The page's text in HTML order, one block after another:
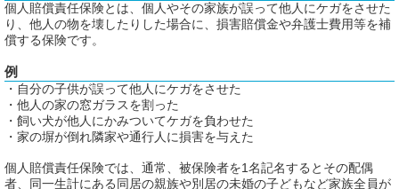
個人賠償責任保険とは、個人やその家族が誤って他人にケガをさせた
り、他人の物を壊したりした場合に、損害賠償金や弁護士費用等を補
償する保険です。
例
・自分の子供が誤って他人にケガをさせた
・他人の家の窓ガラスを割った
・飼い犬が他人にかみついてケガを負わせた
・家の塀が倒れ隣家や通行人に損害を与えた
個人賠償責任保険では、通常、被保険者を1名記名するとその配偶
者、同一生計にある同居の親族や別居の未婚の子どもなど家族全員が